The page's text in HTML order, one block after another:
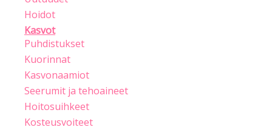
Hoidot
Kasvot
Puhdistukset
Kuorinnat
Kasvonaamiot
Seerumit ja tehoaineet
Hoitosuihkeet
Kosteusvoiteet